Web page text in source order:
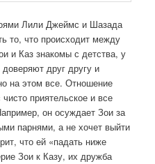
Лили Джеймс и Шазада
то, что происходит между
и Каз знакомы с детства, у
друг другу и
на этом все. Отношение
приятельское и все
он осуждает Зои за
парнями, а не хочет выйти
что ей «падать ниже
Зои к Казу, их дружба